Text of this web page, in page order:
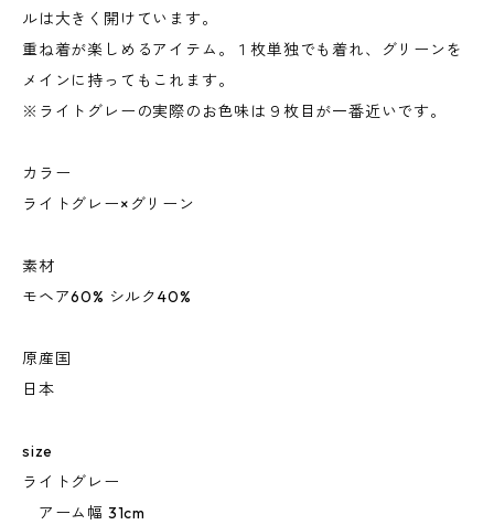
ルは大きく開けています。
重ね着が楽しめるアイテム。１枚単独でも着れ、グリーンを
メインに持ってもこれます。
※ライトグレーの実際のお色味は９枚目が一番近いです。
カラー
ライトグレー×グリーン
素材
モヘア60% シルク40%
原産国
日本
size
ライトグレー
アーム幅 31cm